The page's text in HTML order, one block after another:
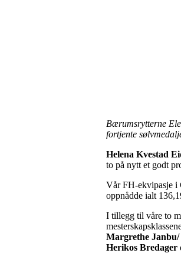
Bærumsrytterne
fortjente
Helena Kvestad
to på nytt et godt
Vår FH-ekvipasje i
oppnådde ialt
I tillegg til våre to
Margrethe
Herikos Bredager